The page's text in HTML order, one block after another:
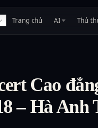
Trang chủ AI Thủ
Cao
– Hà Anh